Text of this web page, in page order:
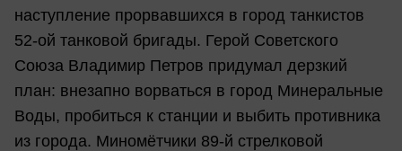
наступление прорвавшихся в город танкистов
52-ой танковой бригады. Герой Советского
Союза Владимир Петров придумал дерзкий
план: внезапно ворваться в город Минеральные
Воды, пробиться к станции и выбить противника
из города. Миномётчики 89-й стрелковой